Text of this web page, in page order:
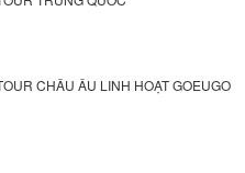
CHÂU ÂU LINH HOẠT GOEUGO